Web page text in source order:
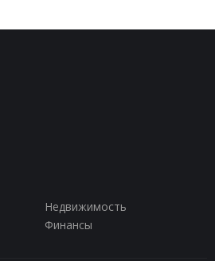
Недвижимость
Финансы